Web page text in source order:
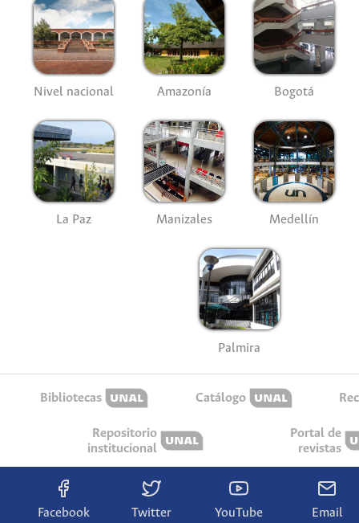
Nivel nacional Amazonía Bogotá
La Paz Manizales Medellín
Palmira
Bibliotecas Catálogo
Repositorio
institucional
Portal de
revistas
Facebook Twitter YouTube Email